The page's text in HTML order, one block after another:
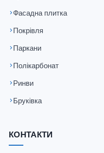
Фасадна плитка
Покрівля
Паркани
Полікарбонат
Ринви
Бруківка
КОНТАКТИ